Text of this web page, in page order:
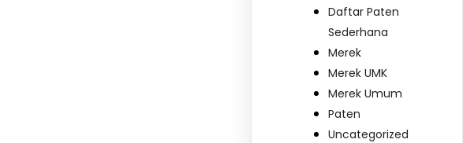
Daftar Paten
Sederhana
Merek
Merek UMK
Merek Umum
Paten
Uncategorized